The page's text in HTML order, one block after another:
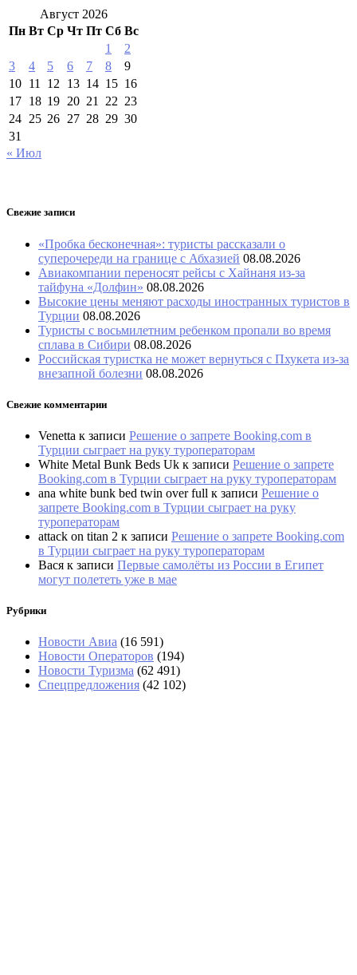
Август 2026
Пн Вт Ср Чт Пт Сб Вс
1
2
3
4 5 6 7 8
9
10 11 12 13 14 15 16
17 18 19 20 21 22 23
24 25 26 27 28 29 30
31
« Июл
Свежие записи
«Пробка бесконечная»: туристы рассказали о
суперочереди на границе с Абхазией 08.08.2026
Авиакомпании переносят рейсы с Хайнаня из-за
тайфуна «Долфин» 08.08.2026
Высокие цены меняют расходы иностранных туристов в
Турции 08.08.2026
Туристы с восьмилетним ребенком пропали во время
сплава в Сибири 08.08.2026
Российская туристка не может вернуться с Пхукета из-за
внезапной болезни 08.08.2026
Свежие комментарии
Venetta к записи Решение о запрете Booking.com в
Турции сыграет на руку туроператорам
White Metal Bunk Beds Uk к записи Решение о запрете
Booking.com в Турции сыграет на руку туроператорам
ana white bunk bed twin over full к записи Решение о
запрете Booking.com в Турции сыграет на руку
туроператорам
attack on titan 2 к записи Решение о запрете Booking.com
в Турции сыграет на руку туроператорам
Вася к записи Первые самолёты из России в Египет
могут полететь уже в мае
Рубрики
Новости Авиа (16 591)
Новости Операторов (194)
Новости Туризма (62 491)
Спецпредложения (42 102)